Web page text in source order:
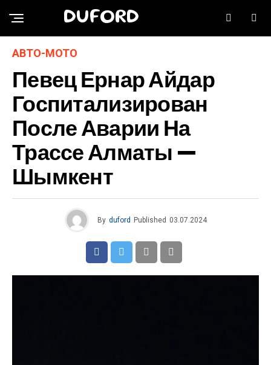
DUFORD
АВТО-МОТО
Певец Ернар Айдар
Госпитализирован
После Аварии На
Трассе Алматы —
Шымкент
By duford Published 03.07.2024